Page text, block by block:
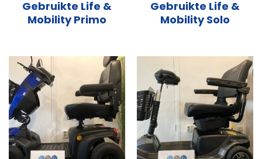
Gebruikte Life &
Mobility Primo
Gebruikte Life &
Mobility Solo